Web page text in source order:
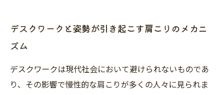
デスクワークと姿勢が引き起こす肩こりのメカニ
ズム
デスクワークは現代社会において避けられないものであ
り、その影響で慢性的な肩こりが多くの人々に見られま